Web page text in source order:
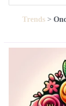
Trends>